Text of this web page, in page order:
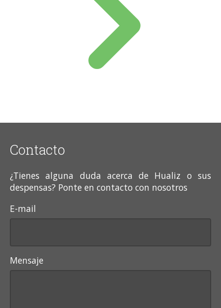
Contacto
¿Tienes alguna duda acerca de Hualiz o sus
despensas? Ponte en contacto con nosotros
E-mail
Mensaje